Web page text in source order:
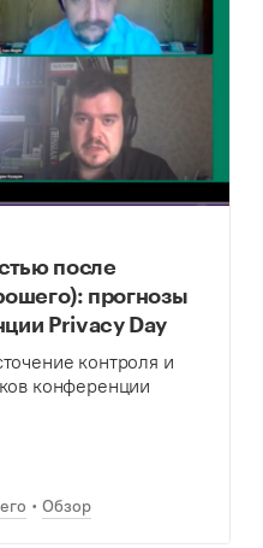
после
прогнозы
Privacy Day
контроля и
конференции
Обзор